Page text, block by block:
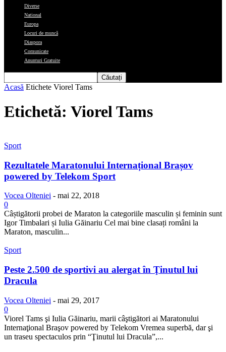
Diverse
National
Europa
Locuri de muncă
Diaspora
Comunicate
Anunturi Gratuite
Acasă Etichete Viorel Tams
Etichetă: Viorel Tams
Sport
Rezultatele Maratonului Internațional Brașov
powered by Telekom Sport
Vocea Olteniei - mai 22, 2018
0
Câștigătorii probei de Maraton la categoriile masculin și feminin sunt
Igor Timbalari și Iulia Găinariu Cel mai bine clasați români la
Maraton, masculin...
Sport
Peste 2.500 de sportivi au alergat în Ţinutul lui
Dracula
Vocea Olteniei - mai 29, 2017
0
Viorel Tams şi Iulia Găinariu, marii câştigători ai Maratonului
Internaţional Braşov powered by Telekom Vremea superbă, dar şi
un traseu spectaculos prin “Ţinutul lui Dracula”,...